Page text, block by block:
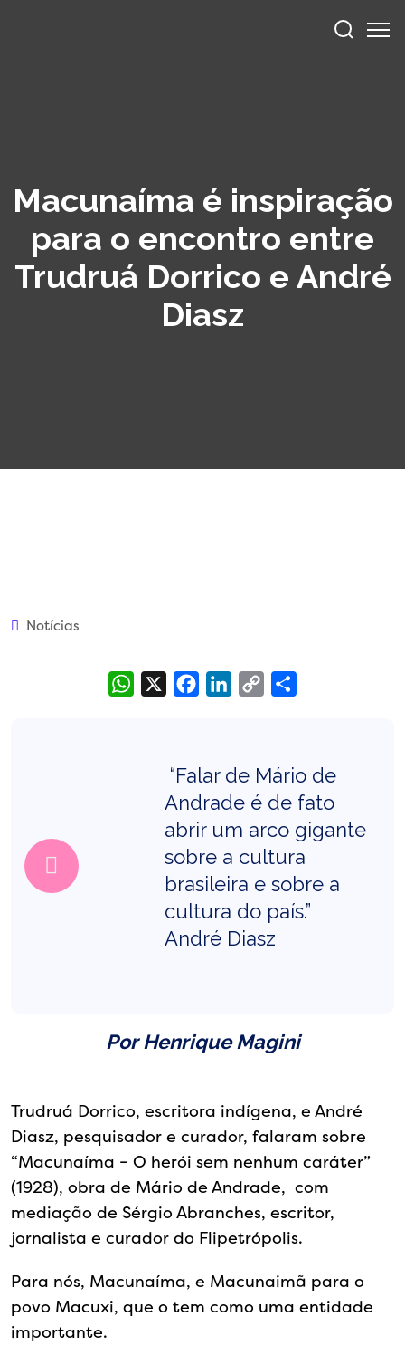
Macunaíma é inspiração
para o encontro entre
Trudruá Dorrico e André
Diasz
Notícias
WhatsApp FacebookLinkedIn
Copy
“Falar de Mário de
Andrade é de fato
abrir um arco gigante
sobre a cultura
brasileira e sobre a
cultura do país.”
André Diasz
Por Henrique Magini
Trudruá Dorrico, escritora indígena, e André
Diasz, pesquisador e curador, falaram sobre
“Macunaíma – O herói sem nenhum caráter”
(1928), obra de Mário de Andrade, com
mediação de Sérgio Abranches, escritor,
jornalista e curador do Flipetrópolis.
Para nós, Macunaíma, e Macunaimã para o
povo Macuxi, que o tem como uma entidade
importante.